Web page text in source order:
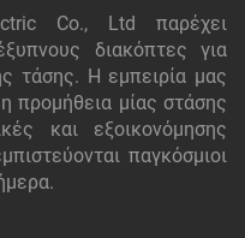
Co., Ltd παρέχει
διακόπτες για
τάσης. Η εμπειρία μας
προμήθεια μίας στάσης
και εξοικονόμησης
παγκόσμιοι